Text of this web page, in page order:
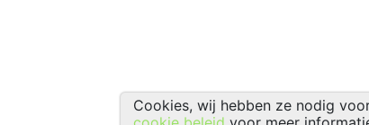
Cookies, wij hebben ze nodig